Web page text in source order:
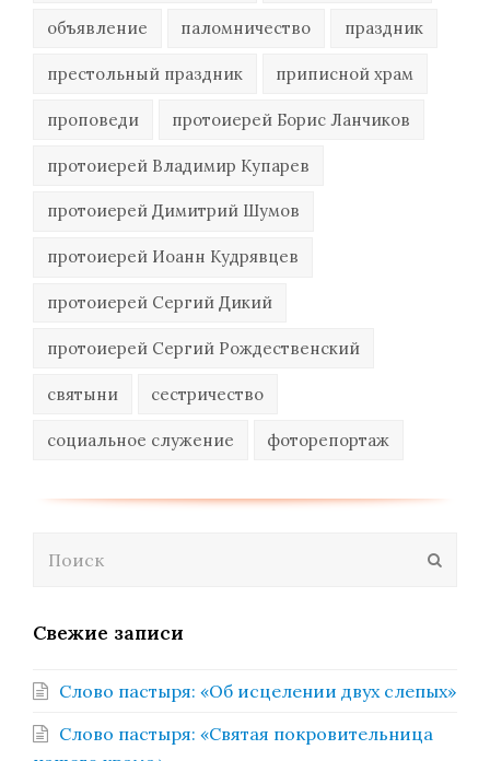
объявление паломничество праздник
престольный праздник приписной храм
проповеди протоиерей Борис Ланчиков
протоиерей Владимир Купарев
протоиерей Димитрий Шумов
протоиерей Иоанн Кудрявцев
протоиерей Сергий Дикий
протоиерей Сергий Рождественский
святыни сестричество
социальное служение фоторепортаж
Свежие записи
Слово пастыря: «Об исцелении двух слепых»
Слово пастыря: «Святая покровительница